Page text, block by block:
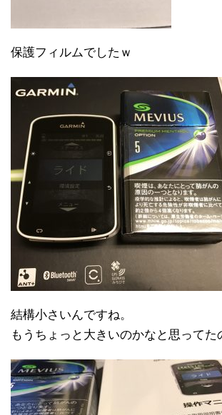
保護フィルムでしたｗ
結構小さいんですね。
もうちょっと大きいのかなと思ってた